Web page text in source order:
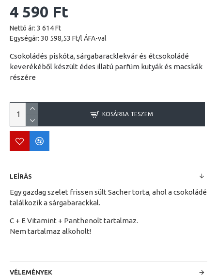
4 590 Ft
Nettó ár: 3 614 Ft
Egységár: 30 598,53 Ft/l ÁFA-val
Csokoládés piskóta, sárgabaracklekvár és étcsokoládé
keverékéből készült édes illatú parfüm kutyák és macskák
részére
KOSÁRBA TESZEM
LEÍRÁS
Egy gazdag szelet frissen sült Sacher torta, ahol a csokoládé
találkozik a sárgabarackkal.
C + E Vitamint + Panthenolt tartalmaz.
Nem tartalmaz alkoholt!
VÉLEMÉNYEK